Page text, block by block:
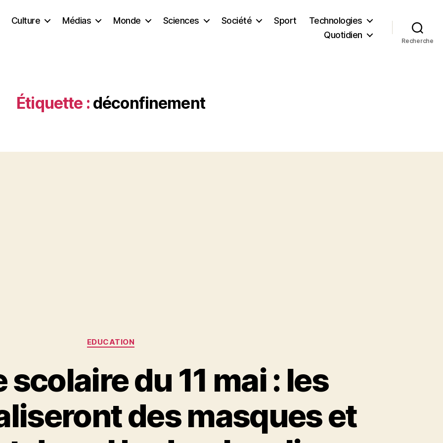
Culture Médias Monde Sciences Société Sport
Technologies
Quotidien
Recherche
Étiquette : déconfinement
Catégories
EDUCATION
scolaire du 11 mai : les
des masques et